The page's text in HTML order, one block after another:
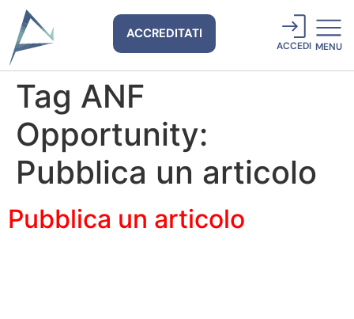
ACCREDITATI
ACCEDI MENU
Tag ANF
Opportunity:
Pubblica un articolo
Pubblica un articolo